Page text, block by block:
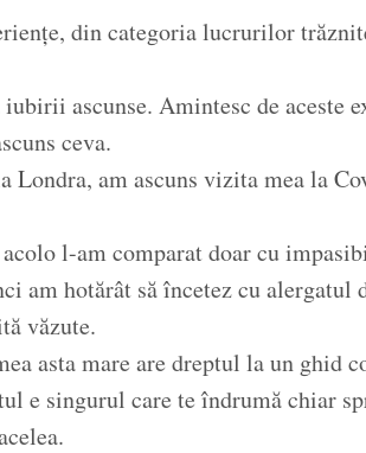
din categoria lucrurilor
ascunse. Amintesc de aceste
ceva.
Londra, am ascuns vizita mea la
l-am comparat doar cu
am hotărât să încetez cu alergatul
văzute.
asta mare are dreptul la un ghid
e singurul care te îndrumă chiar